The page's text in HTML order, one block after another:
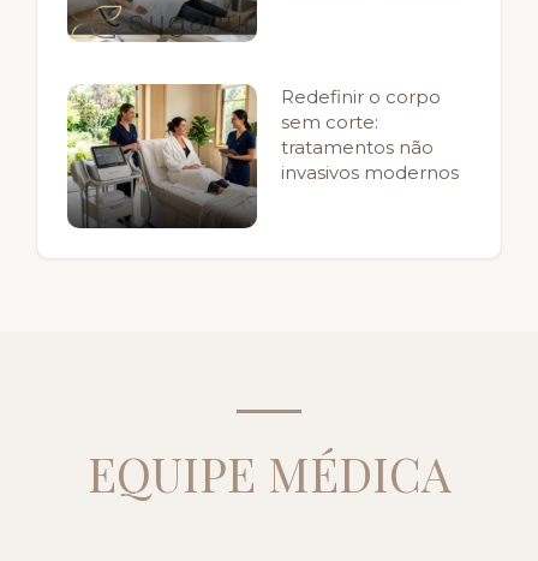
Redefinir o corpo
sem corte:
tratamentos não
invasivos modernos
EQUIPE MÉDICA